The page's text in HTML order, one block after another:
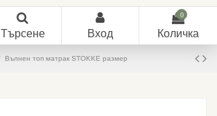
Търсене Вход
0
Количка
Вълнен топ матрак STOKKE размер